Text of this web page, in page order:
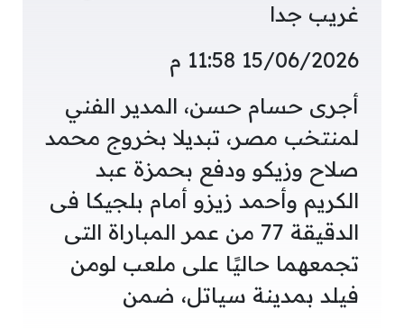
غريب جدا
15/06/2026 11:58 م
أجرى حسام حسن، المدير الفني
لمنتخب مصر، تبديلا بخروج محمد
صلاح وزيكو ودفع بحمزة عبد
الكريم وأحمد زيزو أمام بلجيكا فى
الدقيقة 77 من عمر المباراة التى
تجمعهما حاليًا على ملعب لومن
فيلد بمدينة سياتل، ضمن